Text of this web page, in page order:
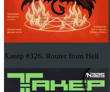
Хакер #326. Router from Hell